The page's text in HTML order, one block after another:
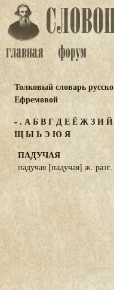
Толковый словарь
Ефремовой
- . АБВГДЕЁЖЗИЙ
ЩЫЬЭ ЮЯ
ПАДУЧАЯ
падучая [падучая] ж.